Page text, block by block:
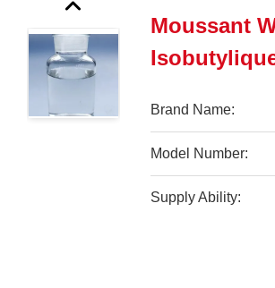
Moussant
Brand Name:
Model Number:
Supply Ability: